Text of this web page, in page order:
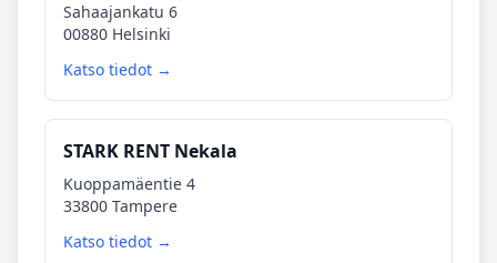
Sahaajankatu 6
00880 Helsinki
Katso tiedot →
STARK RENT Nekala
Kuoppamäentie 4
33800 Tampere
Katso tiedot →